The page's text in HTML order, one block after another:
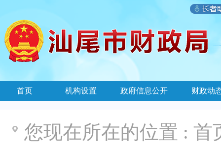
首页 机构设置 政府信息公开 财政动
您现在所在的位置 : 首